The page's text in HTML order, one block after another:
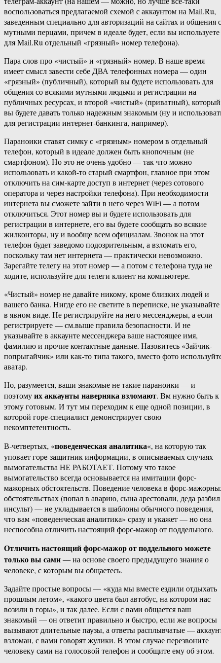
воспользоваться предлагаемой схемой с аккаунтом на Mail.Ru,
заведенным специально для авторизаций на сайтах и общения с
мутными перцами, причем в идеале будет, если вы используете
для Mail.Ru отдельный «грязный» номер телефона).
Пара слов про «чистый» и «грязный» номер. В наше время
имеет смысл завести себе ДВА телефонных номера — один
«грязный» (публичный), который вы будете использовать для
общения со всякими мутными людьми и регистрации на
публичных ресурсах, и второй «чистый» (приватный), который
вы будете давать только надежным знакомым (ну и
для регистрации интернет-банкинга, например).
Параноики ставят симку с «грязным» номером в отдельный
телефон, который в идеале должен быть кнопочным (не
смартфоном). Но это не очень удобно — так что можно
использовать и какой-то старый смартфон, главное при этом
отключить на сим-карте доступ в интернет (через сотового
оператора и через настройки телефона). При необходимости
интернета вы сможете зайти в него через WiFi — а потом
отключиться. Этот номер вы и будете использовать для
регистрации в интернете, его вы будете сообщать во всякие
жилконторы, ну и вообще всем официалам. Звонок на этот
телефон будет заведомо подозрительным, а взломать его,
поскольку там нет интернета — практически невозможно.
Зарегайте телегу на этот номер — а потом с телефона туда не
ходите, используйте для телеги клиент на компьютере.
«Чистый» номер не давайте никому, кроме близких людей и
вашего банка. Нигде его не светите в переписке, не указывайте
в явном виде. Не регистрируйте на него мессенджеры, а если
регистрируете — см.выше правила безопасности. И не
указывайте в аккаунте мессенджера ваше настоящее имя,
фамилию и прочие контактные данные. Назовитесь «Зайчик-
попрыгайчик» или как-то типа такого, вместо фото
аватар.
Но, разумеется, ваши знакомые не такие параноики — и
поэтомуих аккаунты наверняка взломают. Вм нужно быть к
этому готовым. И тут мы переходим к еще одной позиции, в
которой горе-специалист демонстрирует свою
некомптетентность.
В-четвертых, «поведенческая аналитика«, на которую так
уповает горе-защитник информации, в описываемых случаях
вымогательства НЕ РАБОТАЕТ. Потому что такое
вымогательство всегда основывается на имитации форс-
мажорных обстоятельств. Поведение человека в форс-
обстоятельствах (попал в аварию, сына арестовали, деда разбил
инсульт) — не укладывается в шаблоны обычного поведения,
что вам «поведенческая аналитика» сразу и укажет — но она
неспособна отличить настоящий форс-мажор от поддельного.
Отличить настоящий форс-мажор от поддельного можете
только вы сами— на основе своего предыдущего знания о
человеке, с которым вы общаетесь.
Задайте простые вопросы — «куда мы вместе ездили отдыхать
прошлым летом», «какого цвета был автобус, на котором нас
возили в горы», и так далее. Если с вами общается ваш
знакомый — он ответит правильно и быстро, если же вопросы
вызывают длительные паузы, а ответы расплывчатые —
взломан, с вами говорят жулики. В этом случае перезвоните
человеку сами на голосовой телефон и сообщите ему об этом.